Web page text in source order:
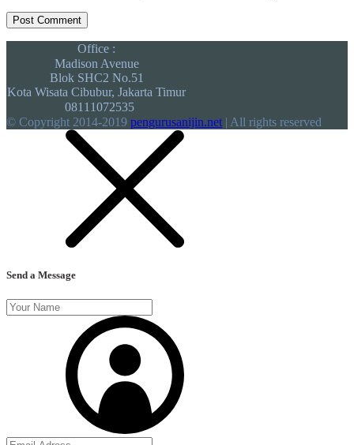
Office :
Madison Avenue
Blok SHC2 No.51
Kota Wisata Cibubur, Jakarta Timur
08111072535
© Copyright 2014-2019 pengurusanijin.net| All rights reserved
Send a Message